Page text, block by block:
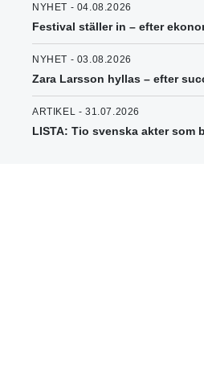
NYHET - 04.08.2026
Festival ställer in – efter
NYHET - 03.08.2026
Zara Larsson hyllas – efter
ARTIKEL - 31.07.2026
LISTA: Tio svenska akter som